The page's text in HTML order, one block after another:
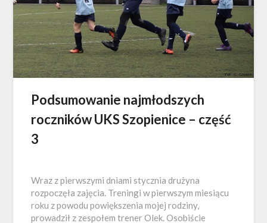
Podsumowanie najmłodszych
roczników UKS Szopienice – część
3
Wraz z pierwszymi dniami stycznia drużyna
rozpoczęła zajęcia. Treningi w pierwszym miesiącu
roku z powodu powiększenia mojej rodziny,
prowadził z zespołem trener Olek. Osobiście